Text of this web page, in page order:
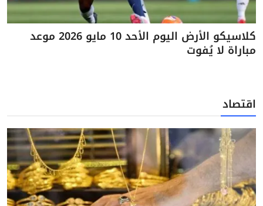
كلاسيكو الأرض اليوم الأحد 10 مايو 2026 موعد
مباراة لا يُفوت
اقتصاد